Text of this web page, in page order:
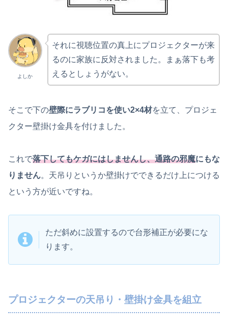
よしか
それに視聴位置の真上にプロジェクターが来
るのに家族に反対されました。まぁ落下も考
えるとしょうがない。
そこで下の壁際にラブリコを使い2×4材を立て、プロジェ
クター壁掛け金具を付けました。
これで落下してもケガにはしませんし、通路の邪魔にもな
りません。天吊りというか壁掛けでできるだけ上につける
という方が近いですね。
ただ斜めに設置するので台形補正が必要にな
ります。
プロジェクターの天吊り・壁掛け金具を組立